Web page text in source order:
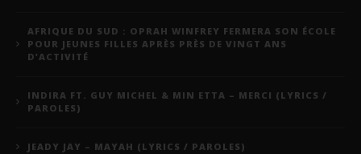
AFRIQUE DU SUD : OPRAH WINFREY FERMERA SON ÉCOLE
POUR JEUNES FILLES APRÈS PRÈS DE VINGT ANS
D’ACTIVITÉ
INDIRA FT. GUY MICHEL & MIN ETTA – MERCI (LYRICS /
PAROLES)
JEADY JAY – MAYAH (LYRICS / PAROLES)